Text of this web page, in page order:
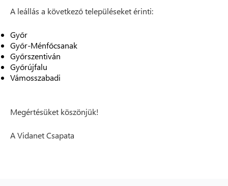
A leállás a következő településeket érinti:
Győr
Győr-Ménfőcsanak
Győrszentiván
Győrújfalu
Vámosszabadi
Megértésüket köszönjük!
A Vidanet Csapata